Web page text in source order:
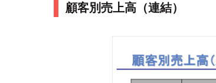
顧客別売上高（連結）